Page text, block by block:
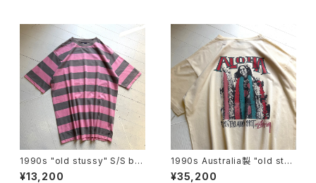
1990s "old stussy" S/S bo
arder T-shirt
¥13,200
1990s Australia製 "old stus
sy" S/S T-shirt
¥35,200